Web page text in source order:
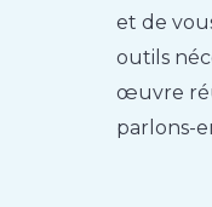
et de
outils
œuvre
parlons-